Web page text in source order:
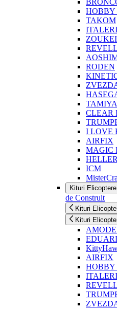
HOBBY
TAKOM
ITALERI
REVELL
RODEN
TAMIYA
CLEAR
I LOVE
AIRFIX
MAGIC
ICM
Kituri
de Construit
Kituri
Kituri
AIRFIX
HOBBY
ITALERI
REVELL